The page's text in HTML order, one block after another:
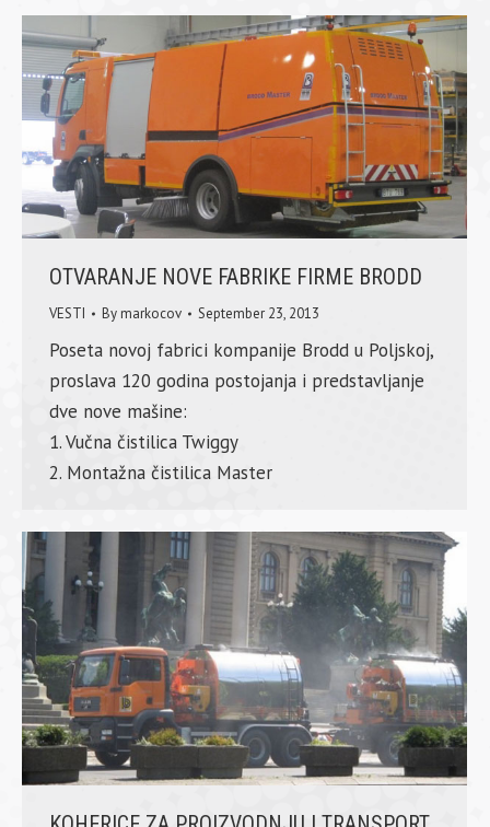
OTVARANJE NOVE FABRIKE FIRME BRODD
VESTI By markocov September 23, 2013
Poseta novoj fabrici kompanije Brodd u Poljskoj,
proslava 120 godina postojanja i predstavljanje
dve nove mašine:
1. Vučna čistilica Twiggy
2. Montažna čistilica Master